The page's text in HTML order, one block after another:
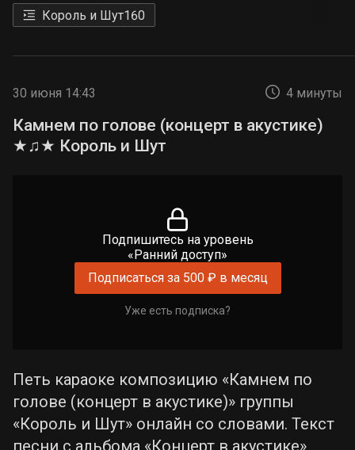
Король и Шут160
30 июня 14:43 4 минуты
Камнем по голове (концерт в акустике)
★♫★ Король и Шут
Подпишитесь на уровень
«Ранний доступ»
Подписаться за 500 ₽ в месяц
Уже есть подписка?
Петь караоке композицию «Камнем по
голове (концерт в акустике)» группы
«Король и Шут» онлайн со словами. Текст
песни с альбома «Концерт в акустике»